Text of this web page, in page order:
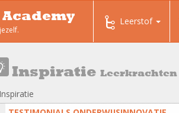
Academy Leerstof
Inspiratie Leerkrachten